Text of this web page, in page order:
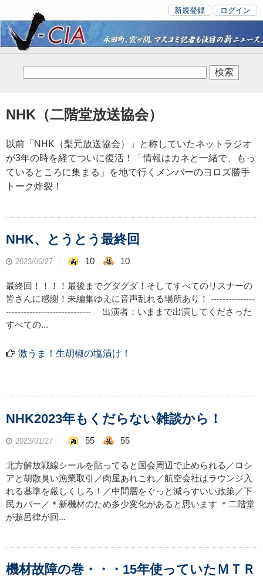
新規登録 ログイン
NHK（二階堂放送協会）
以前「NHK（梨元放送協会）」と称していたネットラジオ
が3年の時を経てついに復活！「情報はカネと一緒で、もっ
ているところに集まる」を地で行くメンバーのヨロズ勝手
トーク炸裂！
NHK、とうとう最終回
2023/06/27 10 10
最終回！！！！最後までグダグダ！そしてすべてのリスナーの
皆さんに感謝！未編集ゆえに音声乱れる場所あり！ ---------------
----------------------------- 出演者：いままで出演してくださった
すべての...
激うま！生胡椒の塩漬け！
NHK2023年もくだらない雑談から！
2023/01/27 55 55
北方解放戦線シールを貼ってると国会周辺で止められる／ロシ
アと胡散臭い漁業取引／肉屋あれこれ／航空会社はラウンジ入
れる基準を厳しくしろ！／中間層をぐっと減らすいい政策／下
民カバー／＊新機材のため多少変化があると思います ＊二階堂
が超呂律が回...
機材故障の巻・・・15年使っていたＭＴＲ